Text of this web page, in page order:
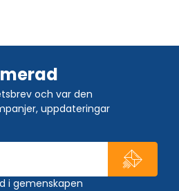
och var den
uppdateringar
i gemenskapen